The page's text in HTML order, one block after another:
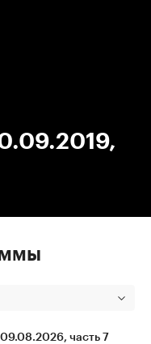
часть 7